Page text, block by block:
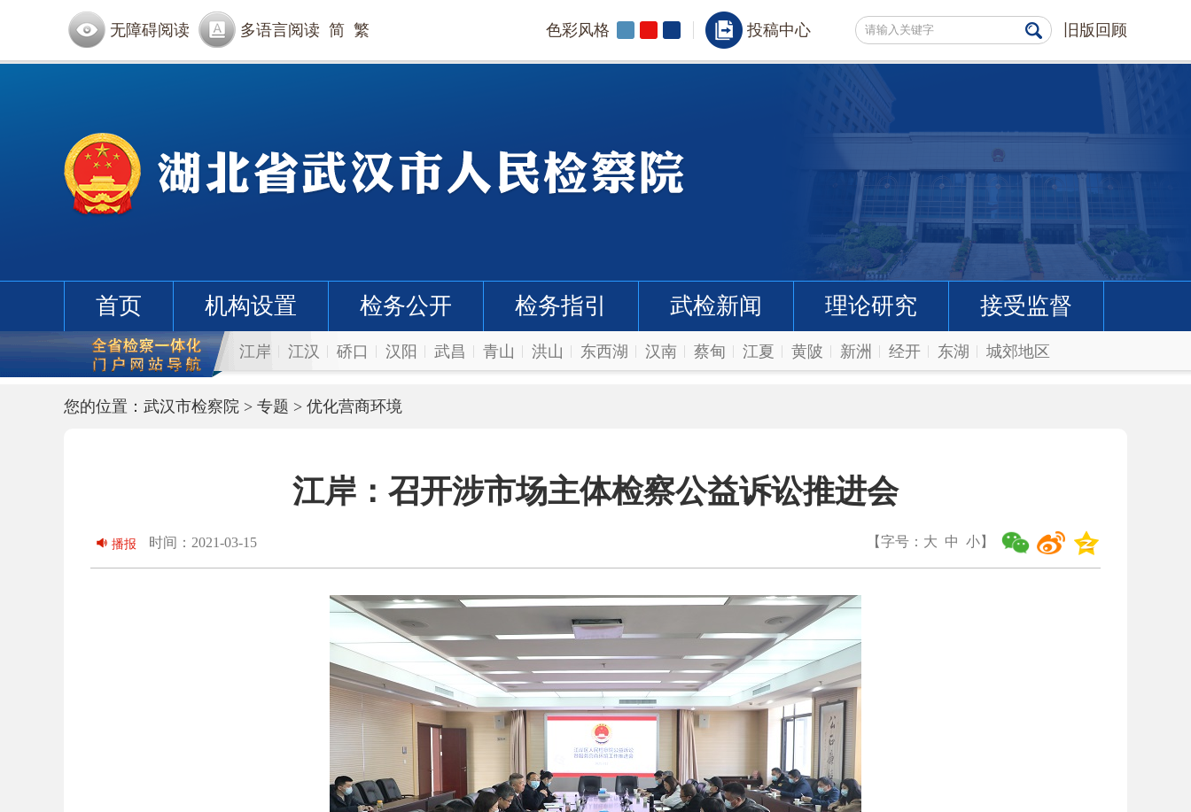
无障碍阅读 多语言阅读 简 繁 色彩风格 投稿中心 旧版回顾
首页 机构设置 检务公开 检务指引 武检新闻 理论研究 接受监督
江岸 江汉 硚口 汉阳 武昌 青山 洪山 东西湖 汉南 蔡甸 江夏 黄陂 新洲 经开 东湖 城郊地区
您的位置： 武汉市检察院 > 专题 > 优化营商环境
江岸：召开涉市场主体检察公益诉讼推进会
【字号： 大 中 小】
播报 时间：2021-03-15